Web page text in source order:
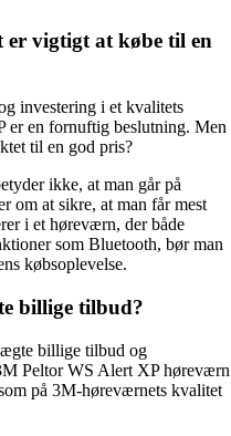
vigtigt at købe til en
investering i et kvalitets
en fornuftig beslutning. Men
til en god pris?
ikke, at man går på
om at sikre, at man får mest
i et høreværn, der både
som Bluetooth, bør man
købsoplevelse.
billige tilbud?
billige tilbud og
Peltor WS Alert XP høreværn
på 3M-høreværnets kvalitet